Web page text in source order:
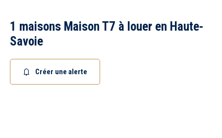
1 maisons Maison T7 à louer en Haute-
Savoie
Créer une alerte